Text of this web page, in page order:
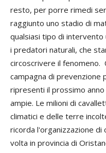
resto, per porre rimedi
raggiunto uno stadio di
qualsiasi tipo di intervento
i predatori naturali, che
circoscrivere il fenomeno.
campagna di prevenzione
ripresenti il prossimo
ampie. Le milioni di
climatici e delle terre
ricorda l'organizzazione di
volta in provincia di